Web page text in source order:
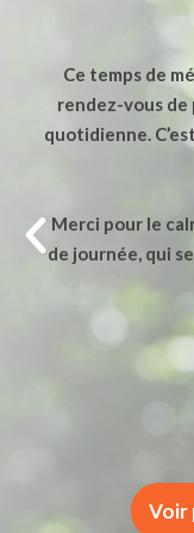
Ce temps de
rendez-vous de
quotidienne.
Merci pour le
de journée, qui
Voir